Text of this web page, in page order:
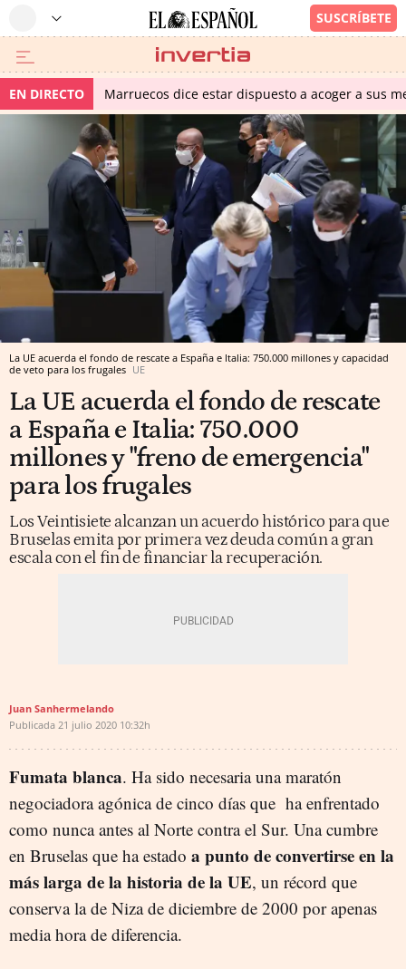
EN DIRECTO Marruecos dice estar dispuesto a acoger a sus
La UE acuerda el fondo de rescate a España e Italia: 750.000 millones y capacidad
de veto para los frugales UE
La UE acuerda el fondo de rescate
a España e Italia: 750.000
millones y "freno de emergencia"
para los frugales
Los Veintisiete alcanzan un acuerdo histórico para que
Bruselas emita por primera vez deuda común a gran
escala con el fin de financiar la recuperación.
Juan Sanhermelando
Publicada 21 julio 2020 10:32h
Fumata blanca. Ha sido necesaria una maratón
negociadora agónica de cinco días que ha enfrentado
como nunca antes al Norte contra el Sur. Una cumbre
en Bruselas que ha estado a punto de convertirse en la
más larga de la historia de la UE, un récord que
conserva la de Niza de diciembre de 2000 por apenas
media hora de diferencia.